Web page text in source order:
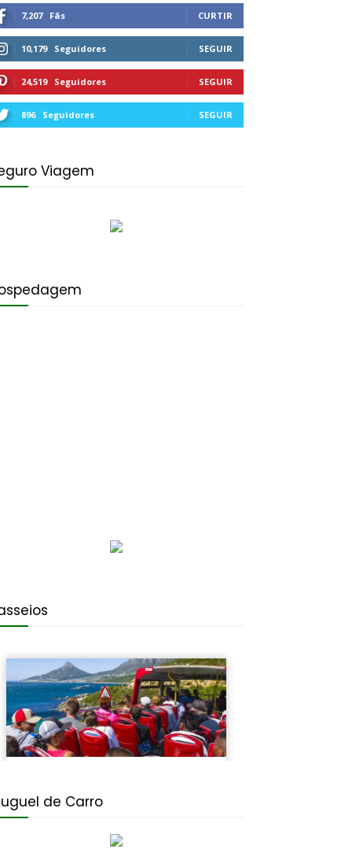
7,207 Fãs CURTIR
10,179 Seguidores SEGUIR
24,519 Seguidores SEGUIR
896 Seguidores SEGUIR
Viagem
de Carro